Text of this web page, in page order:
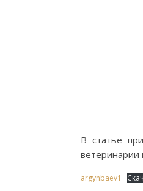
В статье
ветеринарии
argynbaev1